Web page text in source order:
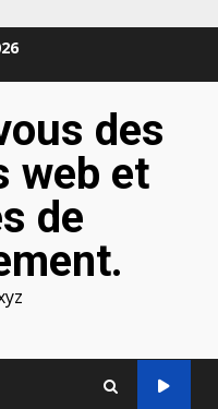
des
web et
de